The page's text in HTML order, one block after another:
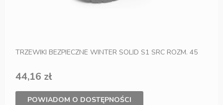
TRZEWIKI BEZPIECZNE WINTER SOLID S1 SRC ROZM. 45
44,16 zł
POWIADOM O DOSTĘPNOŚCI